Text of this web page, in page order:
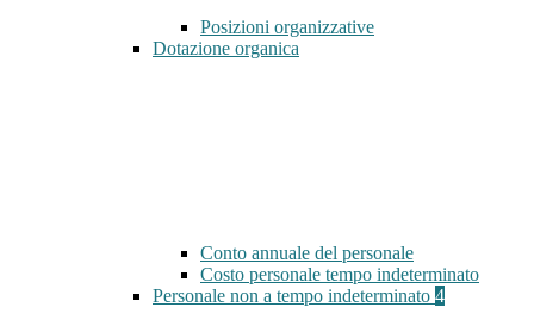
Posizioni organizzative
Dotazione organica
Conto annuale del personale
Costo personale tempo indeterminato
Personale non a tempo indeterminato 4